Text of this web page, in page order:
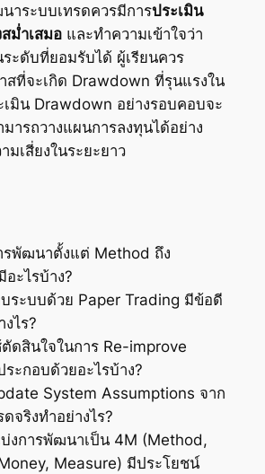
าระบบเทรดควรมีการประเมิน
ม่ำเสมอและทำความเข้าใจว่า
ระดับที่ยอมรับได้ ผู้เรียนควร
สที่จะเกิด Drawdown ที่รุนแรงใน
มิน Drawdown อย่างรอบคอบจะ
มารถวางแผนการลงทุนได้อย่าง
มเสี่ยงในระยะยาว
พัฒนาตั้งแต่ Method ถึง
ะไรบ้าง?
ระบบด้วย Paper Trading มีข้อดี
ไร?
ดสินใจในการ Re-improve
ะกอบด้วยอะไรบ้าง?
System Assumptions จาก
ดจริงทำอย่างไร?
งการพัฒนาเป็น 4M (Method,
Measure) มีประโยชน์